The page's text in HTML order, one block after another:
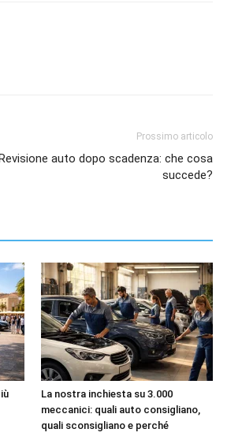
Prossimo articolo
auto dopo scadenza: che cosa
succede?
La nostra inchiesta su 3.000
meccanici: quali auto consigliano,
quali sconsigliano e perché